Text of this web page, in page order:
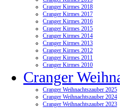
Cranger Kirmes 2018
Cranger Kirmes 2017
Cranger Kirmes 2016
Cranger Kirmes 2015
Cranger Kirmes 2014
Cranger Kirmes 2013
Cranger Kirmes 2012
Cranger Kirmes 2011
Cranger Kirmes 2010
Cranger
Cranger Weihnachtszauber 2025
Cranger Weihnachtszauber 2024
Cranger Weihnachtszauber 2023